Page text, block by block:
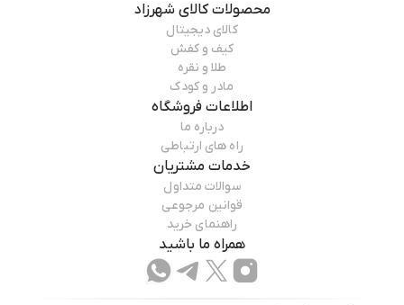
محصولاتکالای شهرزاد
کالای دیجیتال
کیف و کفش
طلا و نقره
مادر و کودک
اطلاعات فروشگاه
درباره ما
راه های ارتباطی
خدمات مشتریان
سوالات متداول
قوانین مرجوعی
راهنمای خرید
همراه ما باشید